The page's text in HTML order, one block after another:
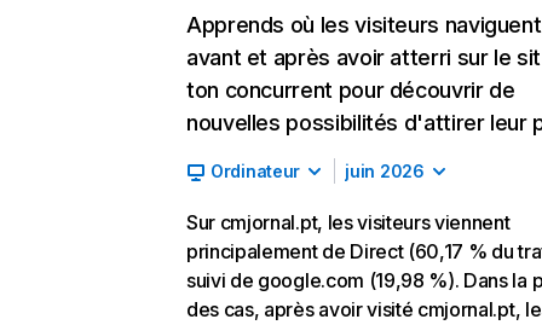
Apprends où les visiteurs naviguent
avant et après avoir atterri sur le
ton concurrent pour découvrir de
nouvelles possibilités d'attirer leur
Ordinateur juin 2026
Sur cmjornal.pt, les visiteurs viennent
principalement de Direct (60,17 % du
suivi de google.com (19,98 %). Dans la
des cas, après avoir visité cmjornal.pt,